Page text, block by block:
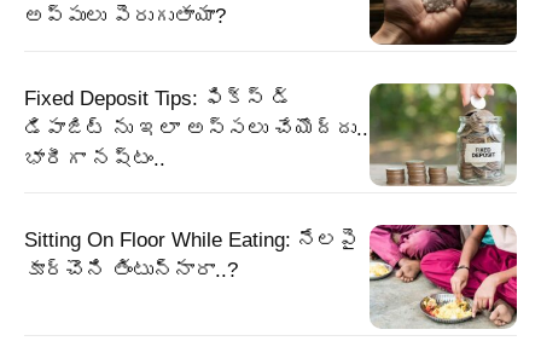
అప్పులు పెరుగుతాయా?
Fixed Deposit Tips: ఫిక్స్ డ్
డిపాజిట్ ను ఇలా అస్సలు చేయొద్దు..
భారీగా నష్టం..
Sitting On Floor While Eating: నేలపై
కూర్చొని తింటున్నారా..?